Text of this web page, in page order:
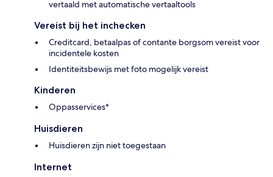
vertaald met automatische vertaaltools
Vereist bij het inchecken
Creditcard, betaalpas of contante borgsom vereist voor
incidentele kosten
Identiteitsbewijs met foto mogelijk vereist
Kinderen
Oppasservices*
Huisdieren
Huisdieren zijn niet toegestaan
Internet